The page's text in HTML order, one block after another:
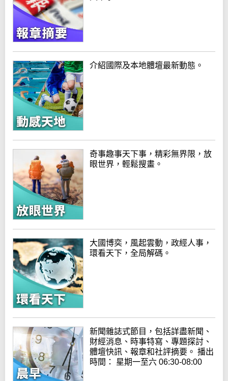
介紹國際及本地體壇最新動態。
奇事趣事天下事，精彩無界限，放
眼世界，輕鬆搜畫。
大國博奕，風起雲動，政經人事，
環看天下，全局解碼。
新聞雜誌式節目，包括詳盡新聞、
財經消息、時事特寫、專題探討、
體壇快訊、報章和社評摘要。 播出
時間： 星期一至六 06:30-08:00